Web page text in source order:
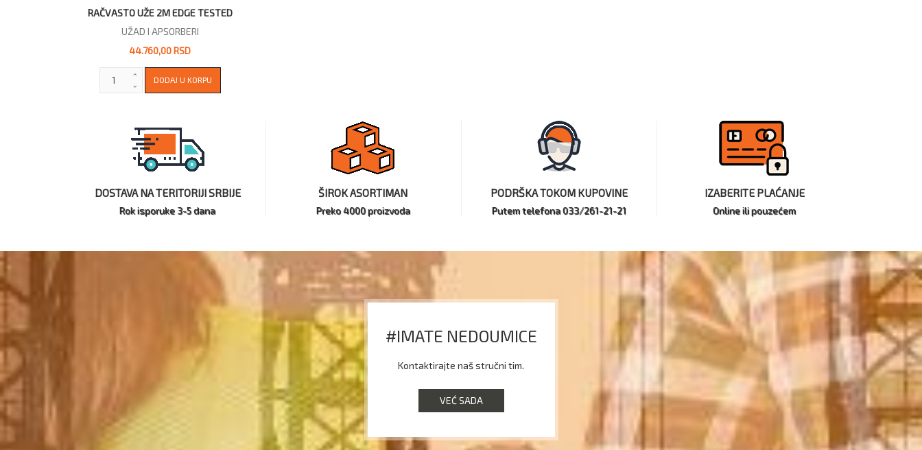
RAČVASTO UŽE 2M EDGE TESTED
UŽAD I APSORBERI
44.760,00 RSD
DOSTAVA NA TERITORIJI SRBIJE
Rok isporuke 3-5 dana
ŠIROK ASORTIMAN
Preko 4000 proizvoda
PODRŠKA TOKOM KUPOVINE
Putem telefona 033/261-21-21
IZABERITE PLAĆANJE
Online ili pouzećem
#IMATE NEDOUMICE
Kontaktirajte naš stručni tim.
VEĆ SADA